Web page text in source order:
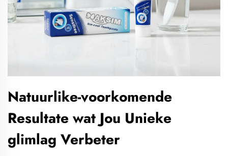
Natuurlike-voorkomende
Resultate wat Jou Unieke
glimlag Verbeter